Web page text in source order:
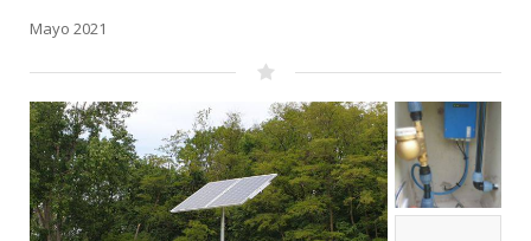
Mayo 2021